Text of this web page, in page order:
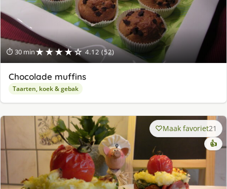
⏱ 30 min★★★★☆ 4.12 (52)
Chocolade muffins
Taarten, koek & gebak
Maak favoriet21
👍